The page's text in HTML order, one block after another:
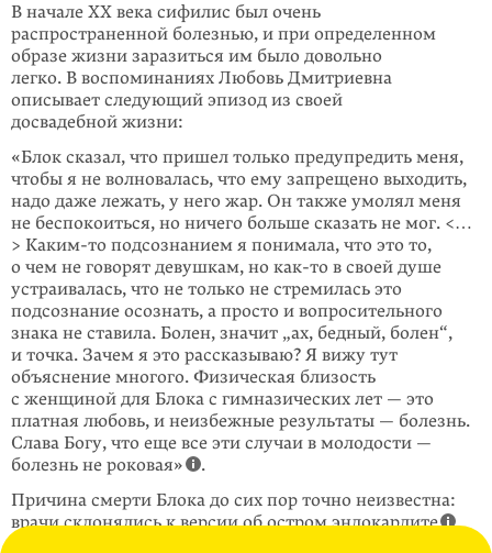
В начале XX века сифилис был очень
распространенной болезнью, и при определенном
образе жизни заразиться им было довольно
легко. В воспо­минаниях Любовь Дмитриевна
описывает следующий эпизод из своей
досвадебной жизни:
«Блок сказал, что пришел только предупредить меня,
чтобы я не вол­новалась, что ему запрещено выходить,
надо даже лежать, у него жар. Он также умолял меня
не беспокоиться, но ничего больше сказать не мог. <…
> Каким-то подсознанием я понимала, что это то,
о чем не говорят девушкам, но как-то в своей душе
устраивалась, что не толь­ко не стремилась это
подсознание осознать, а просто и вопросительного
знака не ставила. Болен, значит „ах, бедный, болен“,
и точка. Зачем я это рассказываю? Я вижу тут
объяснение многого. Физическая близость
с женщиной для Блока с гимназических лет — это
платная любовь, и неизбежные результаты — болезнь.
Слава Богу, что еще все эти случаи в молодости —
болезнь не роковая»
.
Причина смерти Блока до сих пор точно неизвестна:
врачи склонялись к версии об остром эндокардите
,